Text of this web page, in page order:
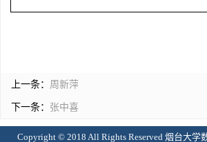
上一条： 周新萍
下一条： 张中喜
Copyright © 2018 All Rights Reserved 烟台大学